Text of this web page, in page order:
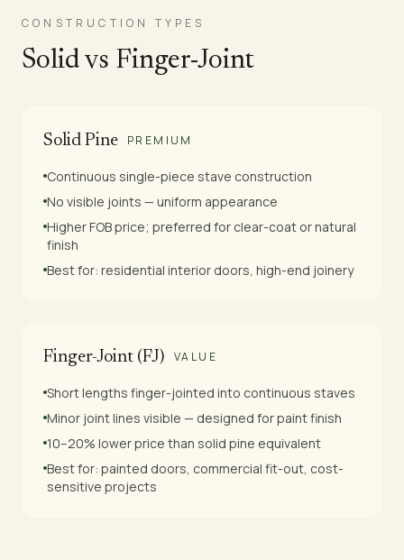
CONSTRUCTION TYPES
Solid vs Finger-Joint
Solid Pine PREMIUM
Continuous single-piece stave construction
No visible joints — uniform appearance
Higher FOB price; preferred for clear-coat or natural
finish
Best for: residential interior doors, high-end joinery
Finger-Joint (FJ) VALUE
Short lengths finger-jointed into continuous staves
Minor joint lines visible — designed for paint finish
10–20% lower price than solid pine equivalent
Best for: painted doors, commercial fit-out, cost-
sensitive projects